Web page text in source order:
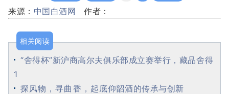
来源： 中国白酒网 作者：
相关阅读
“舍得杯”新沪商高尔夫俱乐部成立赛举行，藏品舍得
1
探风物，寻曲香，起底仰韶酒的传承与创新